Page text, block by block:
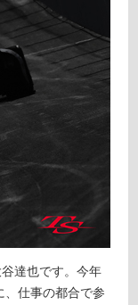
達也です。今年
、仕事の都合で参